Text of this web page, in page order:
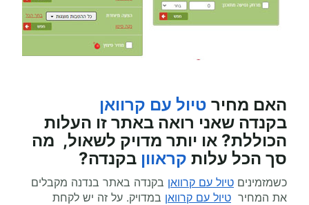
האם מחיר טיול עם קרוואן
בקנדה שאני רואה באתר זו העלות
הכוללת? או יותר מדויק לשאול, מה
סך הכל עלות קראוון בקנדה?
כשמזמינים טיול עם קרוואן בקנדה באתר בנדנה מקבלים
את המחיר טיול עם קרוואן במדויק. על זה יש לקחת